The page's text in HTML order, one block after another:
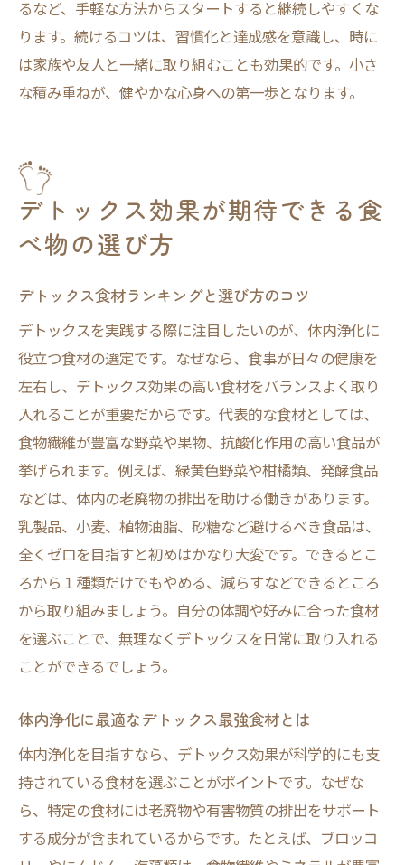
るなど、手軽な方法からスタートすると継続しやすくな
ります。続けるコツは、習慣化と達成感を意識し、時に
は家族や友人と一緒に取り組むことも効果的です。小さ
な積み重ねが、健やかな心身への第一歩となります。
デトックス効果が期待できる食
べ物の選び方
デトックス食材ランキングと選び方のコツ
デトックスを実践する際に注目したいのが、体内浄化に
役立つ食材の選定です。なぜなら、食事が日々の健康を
左右し、デトックス効果の高い食材をバランスよく取り
入れることが重要だからです。代表的な食材としては、
食物繊維が豊富な野菜や果物、抗酸化作用の高い食品が
挙げられます。例えば、緑黄色野菜や柑橘類、発酵食品
などは、体内の老廃物の排出を助ける働きがあります。
乳製品、小麦、植物油脂、砂糖など避けるべき食品は、
全くゼロを目指すと初めはかなり大変です。できるとこ
ろから１種類だけでもやめる、減らすなどできるところ
から取り組みましょう。自分の体調や好みに合った食材
を選ぶことで、無理なくデトックスを日常に取り入れる
ことができるでしょう。
体内浄化に最適なデトックス最強食材とは
体内浄化を目指すなら、デトックス効果が科学的にも支
持されている食材を選ぶことがポイントです。なぜな
ら、特定の食材には老廃物や有害物質の排出をサポート
する成分が含まれているからです。たとえば、ブロッコ